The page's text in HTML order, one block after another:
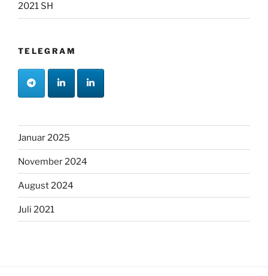
2021 SH
TELEGRAM
Januar 2025
November 2024
August 2024
Juli 2021